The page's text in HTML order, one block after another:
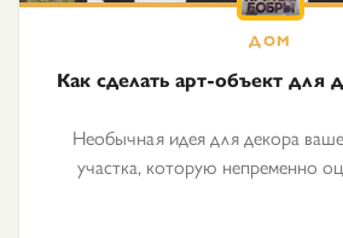
Как сделать арт-объект для
Необычная идея для декора
участка, которую непременно